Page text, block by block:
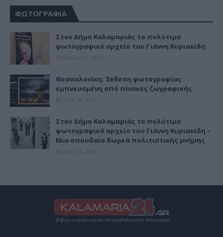
ΦΩΤΟΓΡΑΦΙΑ
Στον Δήμο Καλαμαριάς το πολύτιμο
φωτογραφικό αρχείο του Γιάννη Κυριακίδη
Θεσσαλονίκη: Έκθεση φωτογραφίας
εμπνευσμένη από πίνακες ζωγραφικής
Στον Δήμο Καλαμαριάς το πολύτιμο
φωτογραφικό αρχείο του Γιάννη Κυριακίδη –
Μια σπουδαία δωρεά πολιτιστικής μνήμης